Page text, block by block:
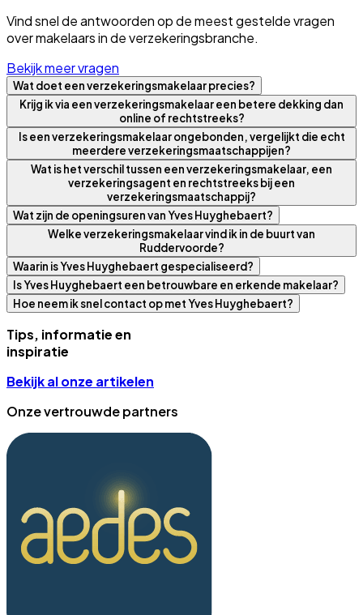
Vind snel de antwoorden op de meest gestelde vragen
over makelaars in de verzekeringsbranche.
Bekijk meer vragen
Wat doet een verzekeringsmakelaar precies?
Krijg ik via een verzekeringsmakelaar een betere dekking dan
online of rechtstreeks?
Is een verzekeringsmakelaar ongebonden, vergelijkt die echt
meerdere verzekeringsmaatschappijen?
Wat is het verschil tussen een verzekeringsmakelaar, een
verzekeringsagent en rechtstreeks bij een
verzekeringsmaatschappij?
Wat zijn de openingsuren van Yves Huyghebaert?
Welke verzekeringsmakelaar vind ik in de buurt van
Ruddervoorde?
Waarin is Yves Huyghebaert gespecialiseerd?
Is Yves Huyghebaert een betrouwbare en erkende makelaar?
Hoe neem ik snel contact op met Yves Huyghebaert?
Tips, informatie en
inspiratie
Bekijk al onze artikelen
Onze vertrouwde partners